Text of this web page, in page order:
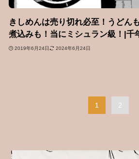
きしめんは売り切れ必至！うどん
煮込みも！当にミシュラン級！|千
2019年6月24日 2024年6月24日
1 2